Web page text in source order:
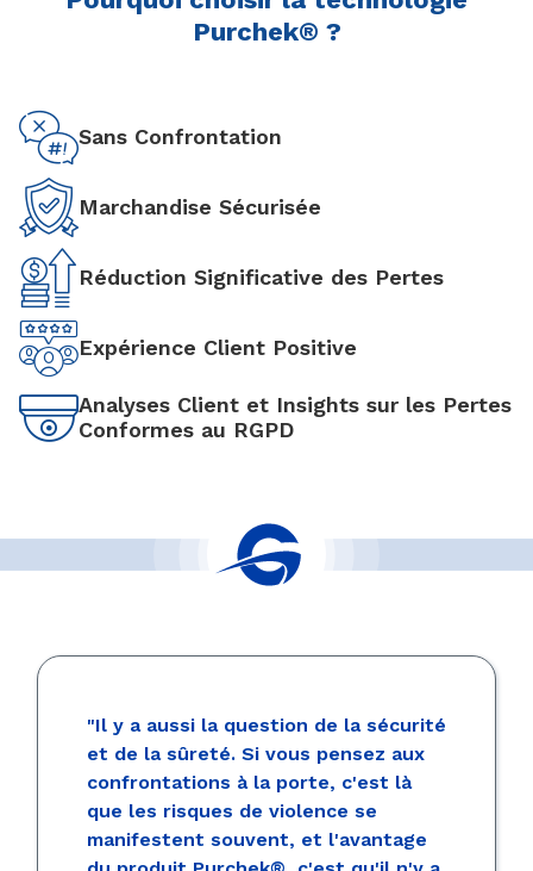
Purchek® ?
Sans Confrontation
Marchandise Sécurisée
Réduction Significative des Pertes
Expérience Client Positive
Analyses Client et Insights sur les Pertes
Conformes au RGPD
"Il y a aussi la question de la sécurité
et de la sûreté. Si vous pensez aux
confrontations à la porte, c'est là
que les risques de violence se
manifestent souvent, et l'avantage